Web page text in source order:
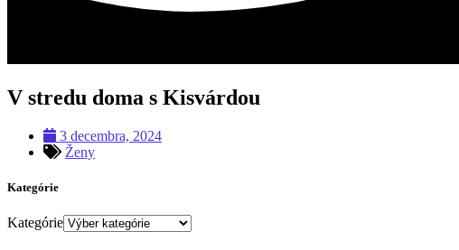
V stredu doma s Kisvárdou
3 decembra, 2024
Ženy
Kategórie
Kategórie